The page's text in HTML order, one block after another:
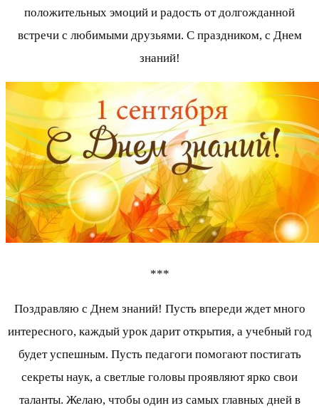
положительных эмоций и радость от долгожданной
встречи с любимыми друзьями. С праздником, с Днем
знаний!
***
Поздравляю с Днем знаний! Пусть впереди ждет много
интересного, каждый урок дарит открытия, а учебный год
будет успешным. Пусть педагоги помогают постигать
секреты наук, а светлые головы проявляют ярко свои
таланты. Желаю, чтобы один из самых главных дней в